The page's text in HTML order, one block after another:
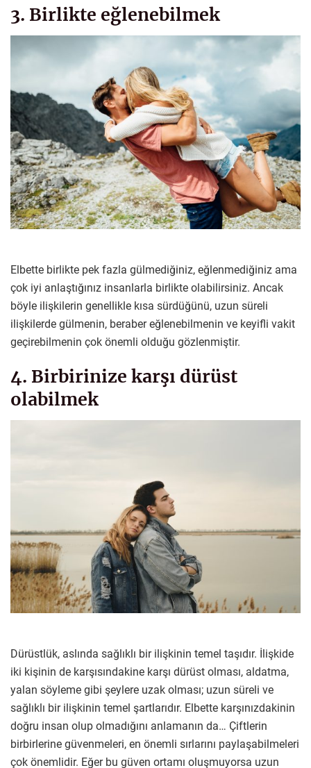
3. Birlikte eğlenebilmek
Elbette birlikte pek fazla gülmediğiniz, eğlenmediğiniz ama
çok iyi anlaştığınız insanlarla birlikte olabilirsiniz. Ancak
böyle ilişkilerin genellikle kısa sürdüğünü, uzun süreli
ilişkilerde gülmenin, beraber eğlenebilmenin ve keyifli vakit
geçirebilmenin çok önemli olduğu gözlenmiştir.
4. Birbirinize karşı dürüst
olabilmek
Dürüstlük, aslında sağlıklı bir ilişkinin temel taşıdır. İlişkide
iki kişinin de karşısındakine karşı dürüst olması, aldatma,
yalan söyleme gibi şeylere uzak olması; uzun süreli ve
sağlıklı bir ilişkinin temel şartlarıdır. Elbette karşınızdakinin
doğru insan olup olmadığını anlamanın da… Çiftlerin
birbirlerine güvenmeleri, en önemli sırlarını paylaşabilmeleri
çok önemlidir. Eğer bu güven ortamı oluşmuyorsa uzun